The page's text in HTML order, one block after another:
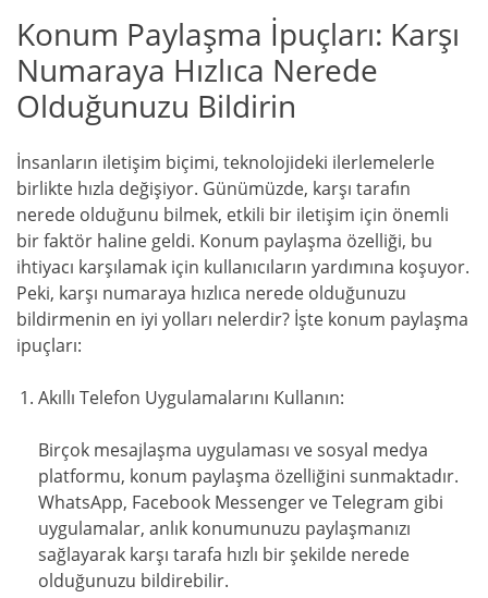
Konum Paylaşma İpuçları: Karşı
Numaraya Hızlıca Nerede
Olduğunuzu Bildirin
İnsanların iletişim biçimi, teknolojideki ilerlemelerle
birlikte hızla değişiyor. Günümüzde, karşı tarafın
nerede olduğunu bilmek, etkili bir iletişim için önemli
bir faktör haline geldi. Konum paylaşma özelliği, bu
ihtiyacı karşılamak için kullanıcıların yardımına koşuyor.
Peki, karşı numaraya hızlıca nerede olduğunuzu
bildirmenin en iyi yolları nelerdir? İşte konum paylaşma
ipuçları:
Akıllı Telefon Uygulamalarını Kullanın:
Birçok mesajlaşma uygulaması ve sosyal medya
platformu, konum paylaşma özelliğini sunmaktadır.
WhatsApp, Facebook Messenger ve Telegram gibi
uygulamalar, anlık konumunuzu paylaşmanızı
sağlayarak karşı tarafa hızlı bir şekilde nerede
olduğunuzu bildirebilir.